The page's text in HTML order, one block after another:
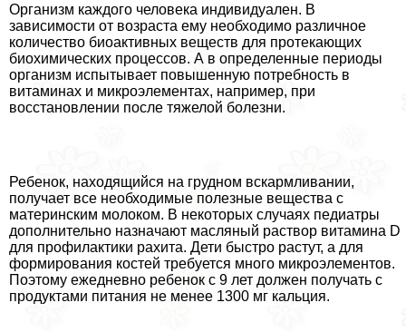
Организм каждого человека индивидуален. В
зависимости от возраста ему необходимо различное
количество биоактивных веществ для протекающих
биохимических процессов. А в определенные периоды
организм испытывает повышенную потребность в
витаминах и микроэлементах, например, при
восстановлении после тяжелой болезни.
Ребенок, находящийся на грудном вскармливании,
получает все необходимые полезные вещества с
материнским молоком. В некоторых случаях педиатры
дополнительно назначают масляный раствор витамина D
для профилактики рахита. Дети быстро растут, а для
формирования костей требуется много микроэлементов.
Поэтому ежедневно ребенок с 9 лет должен получать с
продуктами питания не менее 1300 мг кальция.